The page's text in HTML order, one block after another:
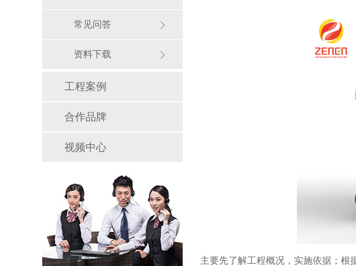
主要先了解工程概况，实施依据；根
常见问答
资料下载
工程案例
合作品牌
视频中心